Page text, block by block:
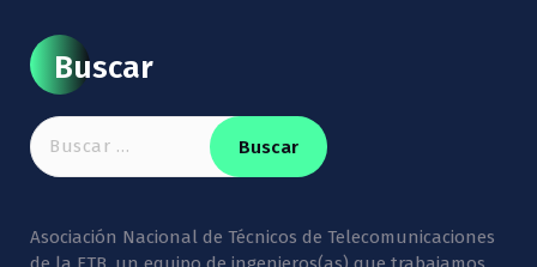
Buscar
Buscar:
Asociación Nacional de Técnicos de Telecomunicaciones